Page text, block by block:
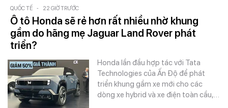
QUỐC TẾ - 22 GIỜ TRƯỚC
Ô tô Honda sẽ rẻ hơn rất nhiều nhờ khung
gầm do hãng mẹ Jaguar Land Rover phát
triển?
Honda lần đầu hợp tác với Tata
Technologies của Ấn Độ để phát
triển khung gầm xe mới cho các
dòng xe hybrid và xe điện toàn cầu,…